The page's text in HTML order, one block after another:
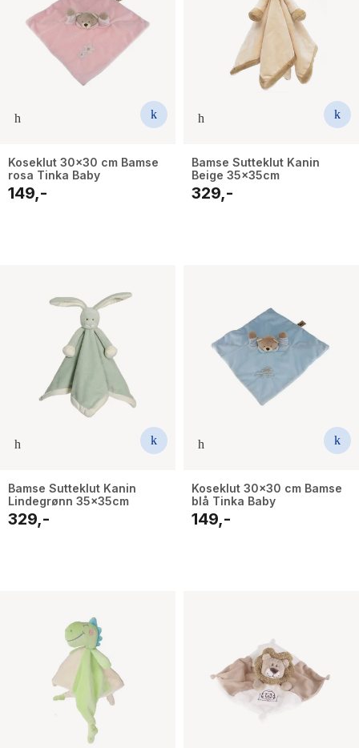
Koseklut 30x30 cm Bamse
rosa Tinka Baby
149,-
Bamse Sutteklut Kanin
Beige 35x35cm
329,-
Bamse Sutteklut Kanin
Lindegrønn 35x35cm
329,-
Koseklut 30x30 cm Bamse
blå Tinka Baby
149,-